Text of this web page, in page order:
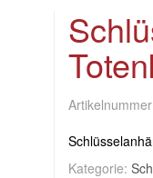
Kategorie: